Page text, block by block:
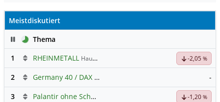
Meistdiskutiert
PauseThema
1
RHEINMETALL Hauptdiskussion -2,05 %
2 Germany 40 / DAX Prognose -
3 Palantir ohne Schnickschnack -1,20 %